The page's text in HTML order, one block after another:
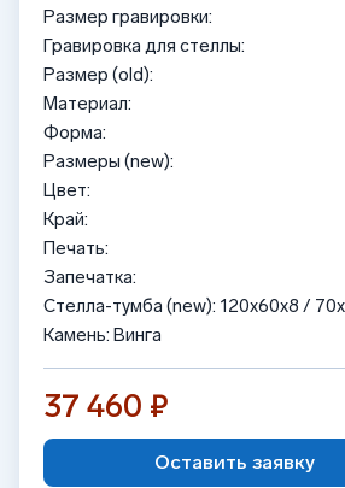
Размер гравировки:
Гравировка для стеллы:
Размер (old):
Материал:
Форма:
Размеры (new):
Цвет:
Край:
Печать:
Запечатка:
Стелла-тумба (new): 120x60x8 /
Камень: Винга
37 460 ₽
Оставить заявку